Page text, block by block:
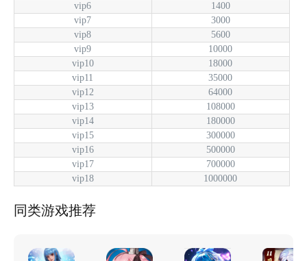
vip6
1400
vip7
3000
vip8
5600
vip9
10000
vip10
18000
vip11
35000
vip12
64000
vip13
108000
vip14
180000
vip15
300000
vip16
500000
vip17
700000
vip18
1000000
同类游戏推荐